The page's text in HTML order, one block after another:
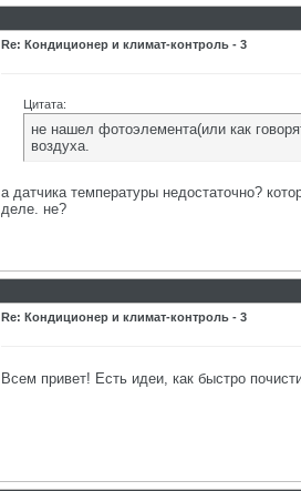
Re: Кондиционер и климат-контроль - 3
Цитата:
не нашел фотоэлемента(или как
воздуха.
а датчика температуры недостаточно?
деле. не?
Re: Кондиционер и климат-контроль - 3
Всем привет! Есть идеи, как быстро